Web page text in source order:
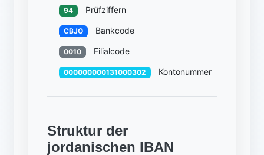
94 Prüfziffern
CBJO Bankcode
0010 Filialcode
000000000131000302 Kontonummer
Struktur der
jordanischen IBAN